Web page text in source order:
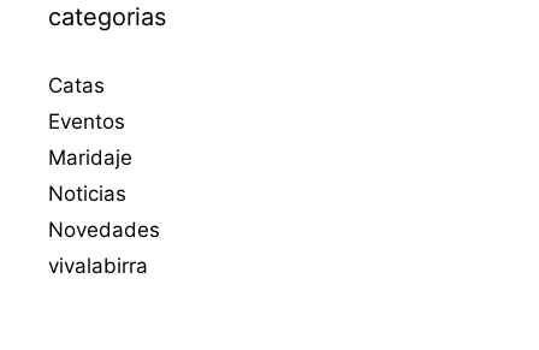
categorias
Catas
Eventos
Maridaje
Noticias
Novedades
vivalabirra